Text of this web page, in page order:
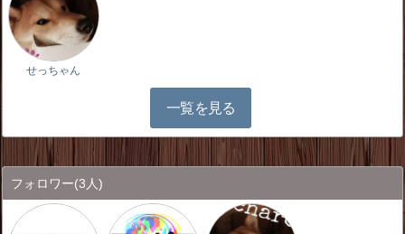
せっちゃん
一覧を見る
フォロワー(3人)